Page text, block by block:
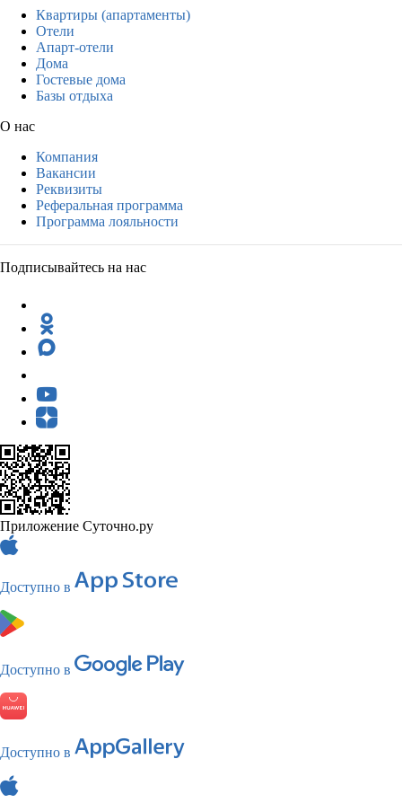
Квартиры (апартаменты)
Отели
Апарт-отели
Дома
Гостевые дома
Базы отдыха
О нас
Компания
Вакансии
Реквизиты
Реферальная программа
Программа лояльности
Подписывайтесь на нас
Приложение Суточно.ру
Доступно в
Доступно в
Доступно в